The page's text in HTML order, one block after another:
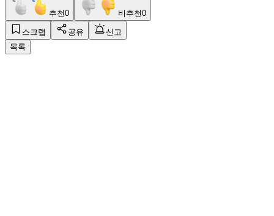
추천0 비추천0
스크랩 공유
신고
목록